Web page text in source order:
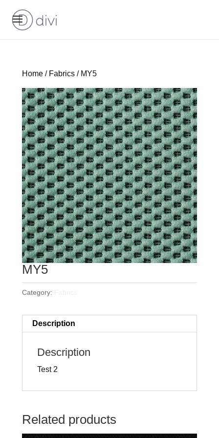
Home/ Fabrics/ MY5
MY5
Category:
Description
Description
Test 2
Related products